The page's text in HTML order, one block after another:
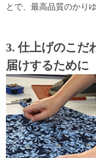
とで、最高品質のかり
3. 仕上げのこだ
届けするために